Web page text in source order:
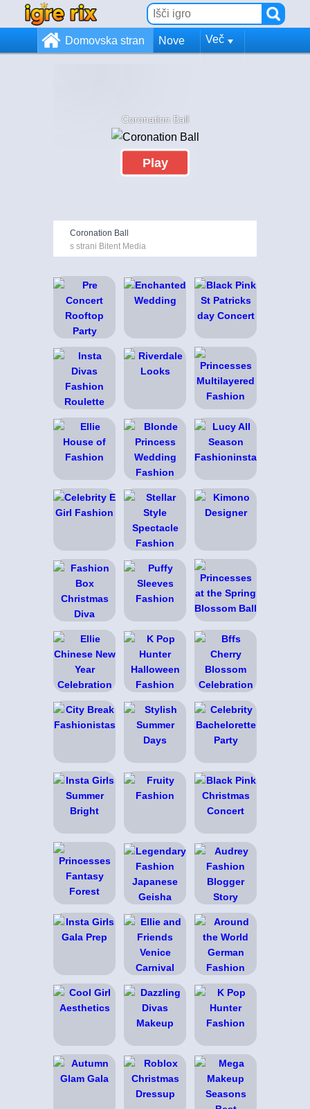
Domovska stran Nove Več
Coronation Ball
Play
Coronation Ball
s strani Bitent Media